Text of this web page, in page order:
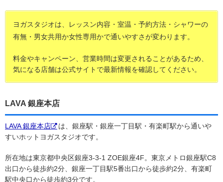
ヨガスタジオは、レッスン内容・室温・予約方法・シャワーの
有無・男女共用か女性専用かで通いやすさが変わります。
料金やキャンペーン、営業時間は変更されることがあるため、
気になる店舗は公式サイトで最新情報を確認してください。
LAVA 銀座本店
LAVA 銀座本店
は、銀座駅・銀座一丁目駅・有楽町駅から通いや
すいホットヨガスタジオです。
所在地は東京都中央区銀座3-3-1 ZOE銀座4F。東京メトロ銀座駅C8
出口から徒歩約2分、銀座一丁目駅5番出口から徒歩約2分、有楽町
駅中央口から徒歩約3分です。